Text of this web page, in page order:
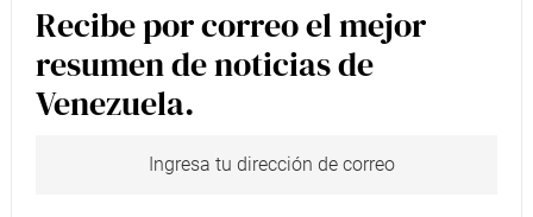
Recibe por correo el mejor
resumen de noticias de
Venezuela.